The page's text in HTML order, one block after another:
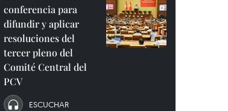
conferencia para
difundir y aplicar
resoluciones del
tercer pleno del
Comité Central del
PCV
ESCUCHAR